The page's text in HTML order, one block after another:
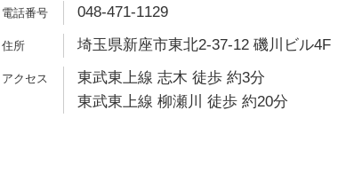
048-471-1129
埼玉県新座市東北2-37-12 磯川ビル4F
東武東上線 志木 徒歩 約3分
東武東上線 柳瀬川 徒歩 約20分